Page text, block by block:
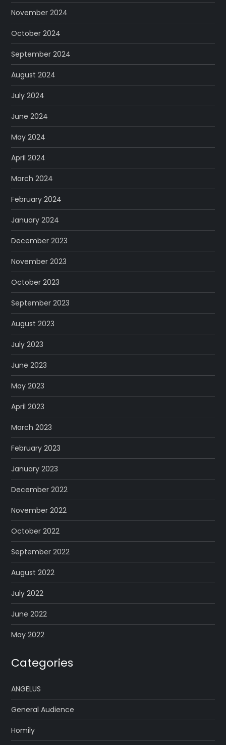
November 2024
October 2024
September 2024
August 2024
July 2024
June 2024
May 2024
April 2024
March 2024
February 2024
January 2024
December 2023
November 2023
October 2023
September 2023
August 2023
July 2023
June 2023
May 2023
April 2023
March 2023
February 2023
January 2023
December 2022
November 2022
October 2022
September 2022
August 2022
July 2022
June 2022
May 2022
Categories
ANGELUS
General Audience
Homily